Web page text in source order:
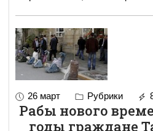
26 март Рубрики
Рабы нового
годы граждане